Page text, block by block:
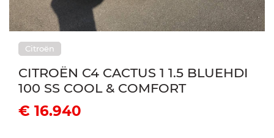
Citroën
CITROËN C4 CACTUS 1 1.5 BLUEHDI
100 SS COOL & COMFORT
€ 16.940